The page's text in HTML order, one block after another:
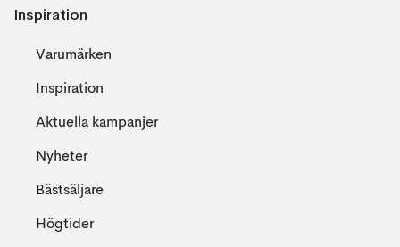
Inspiration
Varumärken
Inspiration
Aktuella kampanjer
Nyheter
Bästsäljare
Högtider